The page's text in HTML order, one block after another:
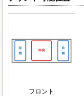
フロント